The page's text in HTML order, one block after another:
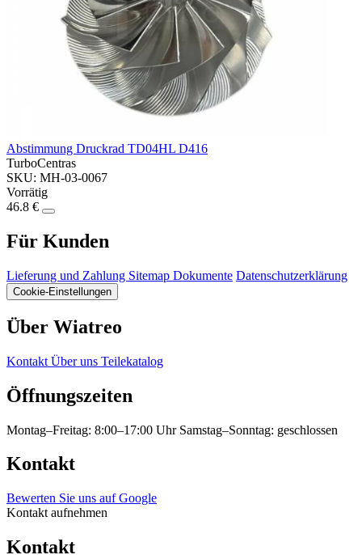
Abstimmung Druckrad TD04HL D416
TurboCentras
SKU: MH-03-0067
Vorrätig
46.8 €
Für Kunden
Lieferung und Zahlung Sitemap Dokumente Datenschutzerklärung
Cookie-Einstellungen
Über Wiatreo
Kontakt Über uns Teilekatalog
Öffnungszeiten
Montag–Freitag: 8:00–17:00 Uhr Samstag–Sonntag: geschlossen
Kontakt
Bewerten Sie uns auf Google
Kontakt aufnehmen
Kontakt